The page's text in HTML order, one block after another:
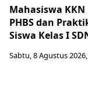
Mahasiswa KKN
PHBS dan
Siswa Kelas I
Sabtu, 8 Agustus